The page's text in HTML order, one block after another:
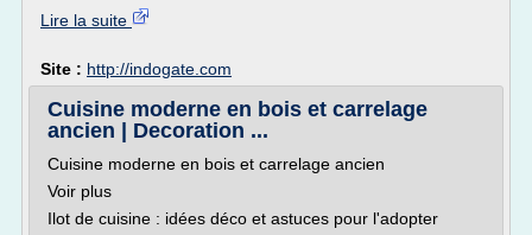
Lire la suite
Site : http://indogate.com
Cuisine moderne en bois et carrelage
ancien | Decoration ...
Cuisine moderne en bois et carrelage ancien
Voir plus
Ilot de cuisine : idées déco et astuces pour l'adopter